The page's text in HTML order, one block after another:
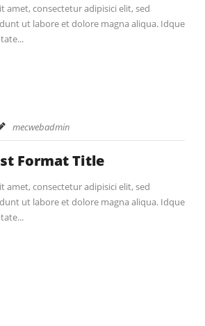
amet, consectetur adipisici elit, sed
ut labore et dolore magna aliqua. Idque
mecwebadmin
Format Title
amet, consectetur adipisici elit, sed
ut labore et dolore magna aliqua. Idque